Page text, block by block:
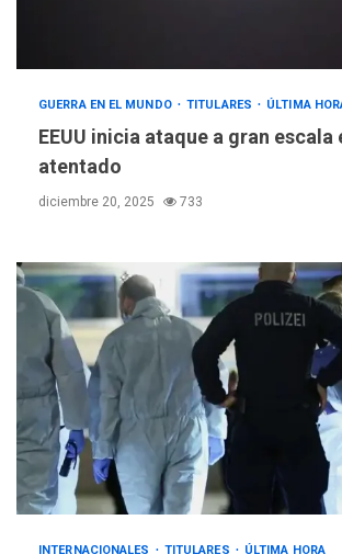
GUERRA EN EL MUNDO TITULARES ÚLTIMA
EEUU inicia ataque a gran
atentado
diciembre 20, 2025 733
INTERNACIONALES TITULARES ÚLTIMA HORA